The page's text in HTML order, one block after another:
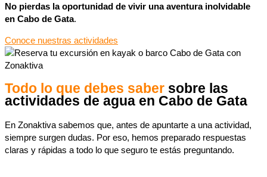
No pierdas la oportunidad de vivir una aventura inolvidable
en Cabo de Gata.
Conoce nuestras actividades
Todo lo que debes saber sobre las
actividades de agua en Cabo de Gata
En Zonaktiva sabemos que, antes de apuntarte a una actividad,
siempre surgen dudas. Por eso, hemos preparado respuestas
claras y rápidas a todo lo que seguro te estás preguntando.